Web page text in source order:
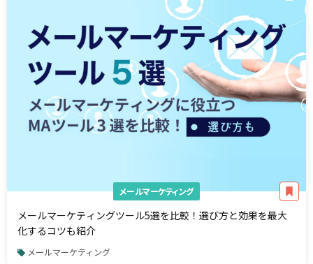
メールマーケティング
メールマーケティングツール5選を比較！選び方と効果を最大
化するコツも紹介
メールマーケティング